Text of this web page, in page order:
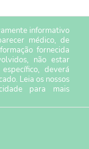
informativo
médico, de
fornecida
não estar
deverá
Leia os nossos
para mais